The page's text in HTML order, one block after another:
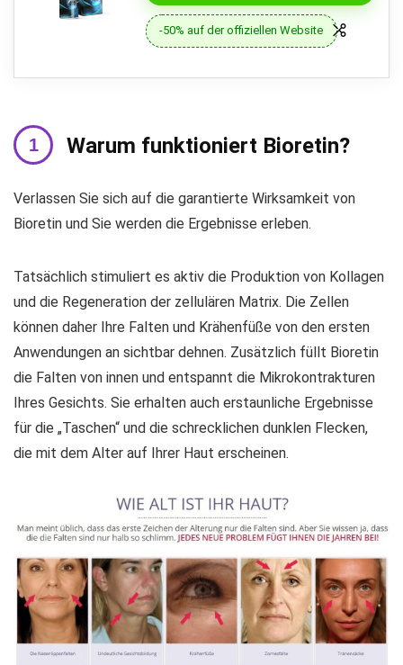
-50% auf der offiziellen Website
Warum funktioniert Bioretin?
Verlassen Sie sich auf die garantierte Wirksamkeit von
Bioretin und Sie werden die Ergebnisse erleben.
Tatsächlich stimuliert es aktiv die Produktion von Kollagen
und die Regeneration der zellulären Matrix. Die Zellen
können daher Ihre Falten und Krähenfüße von den ersten
Anwendungen an sichtbar dehnen. Zusätzlich füllt Bioretin
die Falten von innen und entspannt die Mikrokontrakturen
Ihres Gesichts. Sie erhalten auch erstaunliche Ergebnisse
für die „Taschen“ und die schrecklichen dunklen Flecken,
die mit dem Alter auf Ihrer Haut erscheinen.